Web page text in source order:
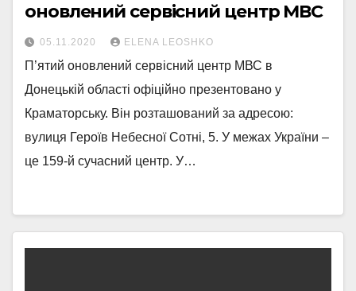
оновлений сервісний центр МВС
05.11.2020 ELENA LEOSHKO
П’ятий оновлений сервісний центр МВС в
Донецькій області офіційно презентовано у
Краматорську. Він розташований за адресою:
вулиця Героїв Небесної Сотні, 5. У межах України –
це 159-й сучасний центр. У…